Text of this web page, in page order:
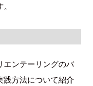
ンテーリングのバ
践方法について紹介